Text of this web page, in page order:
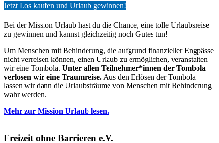
Jetzt Los kaufen und Urlaub gewinnen!
Bei der Mission Urlaub hast du die Chance, eine tolle Urlaubsreise
zu gewinnen und kannst gleichzeitig noch Gutes tun!
Um Menschen mit Behinderung, die aufgrund finanzieller Engpässe
nicht verreisen können, einen Urlaub zu ermöglichen, veranstalten
wir eine Tombola. Unter allen Teilnehmer*innen der Tombola
verlosen wir eine Traumreise. Aus den Erlösen der Tombola
lassen wir dann die Urlaubsträume von Menschen mit Behinderung
wahr werden.
Mehr zur Mission Urlaub lesen.
Freizeit ohne Barrieren e.V.